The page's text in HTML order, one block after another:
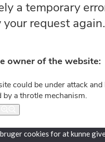
cookies for at kunne